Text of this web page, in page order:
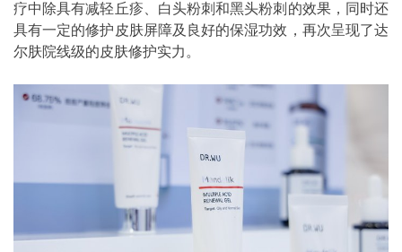
疗中除具有减轻丘疹、白头粉刺和黑头粉刺的效果，同时还
具有一定的修护皮肤屏障及良好的保湿功效，再次呈现了达
尔肤院线级的皮肤修护实力。